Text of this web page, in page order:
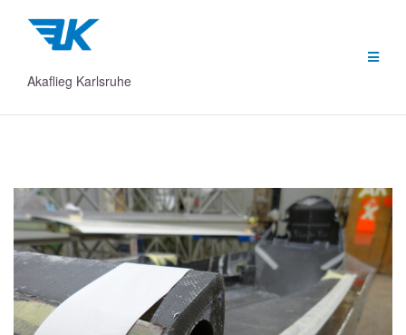
Inhalt
springen
Akaflieg Karlsruhe